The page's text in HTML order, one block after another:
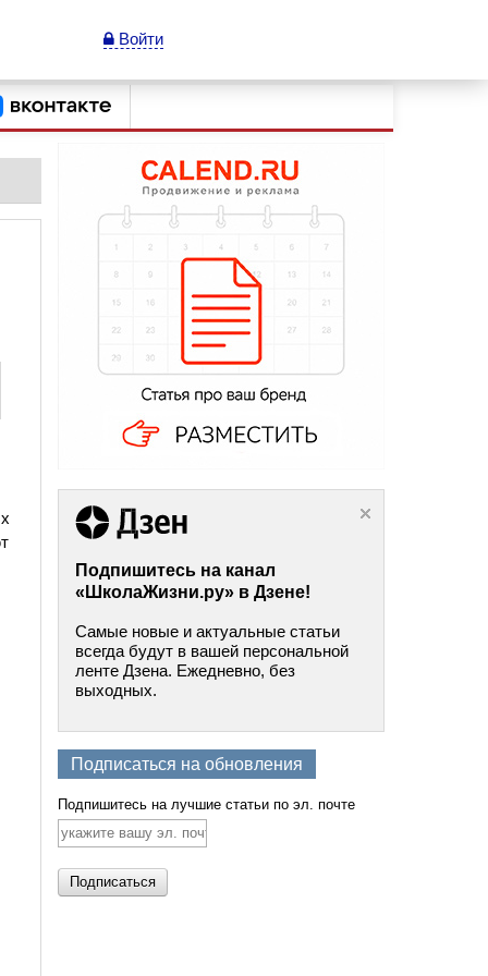
Войти
Подпишитесь на канал
«ШколаЖизни.ру» в Дзене!
Самые новые и актуальные статьи
всегда будут в вашей персональной
ленте Дзена. Ежедневно, без
выходных.
Подписаться на обновления
Подпишитесь на лучшие статьи по эл. почте